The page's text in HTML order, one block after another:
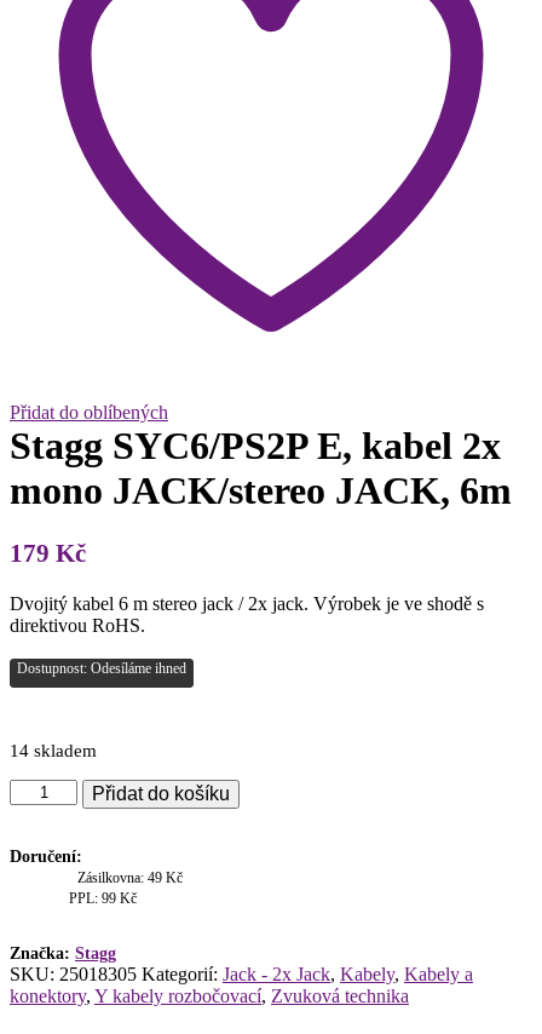
Přidat do oblíbených
Stagg SYC6/PS2P E, kabel 2x
mono JACK/stereo JACK, 6m
179 Kč
Dvojitý kabel 6 m stereo jack / 2x jack. Výrobek je ve shodě s
direktivou RoHS.
Dostupnost: Odesíláme ihned
14 skladem
Stagg
SYC6/PS2P
kabel
6m
množství
Přidat do košíku
Doručení:
Zásilkovna: 49 Kč
PPL: 99 Kč
Značka: Stagg
SKU: 25018305 Kategorií: Jack - 2x Jack, Kabely, Kabely a
konektory, Y kabely rozbočovací, Zvuková technika